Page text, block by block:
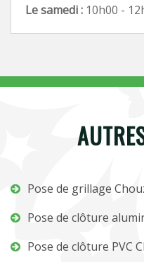
Le samedi : 10h00 -
Pose de grillage
Pose de clôture
Pose de clôture PVC